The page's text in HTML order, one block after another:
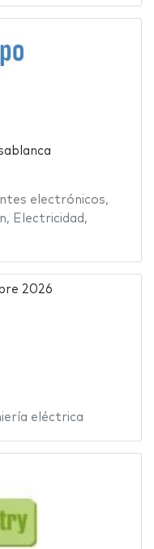
electrónicos,
, Electricidad ,
eléctrica